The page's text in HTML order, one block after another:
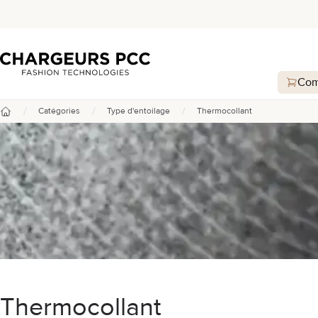
Chargeurs PCC
Accueil
/ Catégories / Type d'entoilage / Thermocollant
Thermocollant